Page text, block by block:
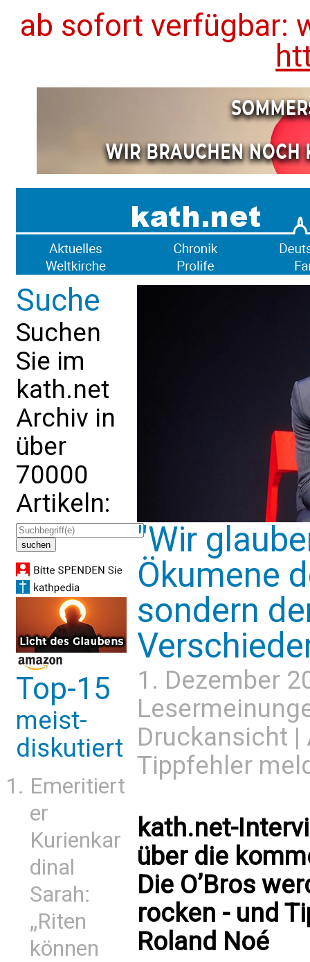
ab sofort verfügbar:
Suche
Suchen
Sie im
kath.net
Archiv in
über
70000
Artikeln:
Top-15
meist-
diskutiert
Emeritiert
er
Kurienkar
dinal
Sarah:
„Riten
können
"Wir
Ökumene
sondern
1. Dezember
Druckansicht |
Tippfehler
kath.net-
über die
Die O’Bros
rocken - und
Roland Noé